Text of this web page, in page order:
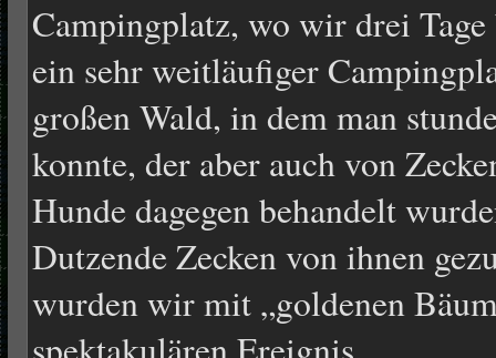
Campingplatz, wo wir drei
ein sehr weitläufiger
großen Wald, in dem man
konnte, der aber auch von
Hunde dagegen behandelt
Dutzende Zecken von ihnen
wurden wir mit „goldenen